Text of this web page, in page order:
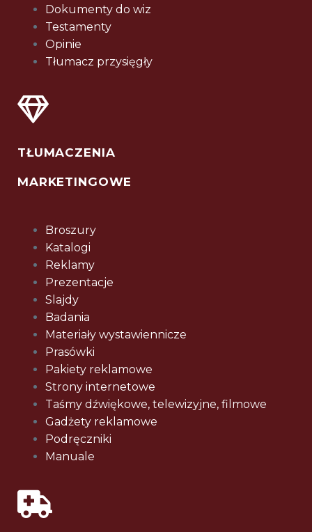
Dokumenty do wiz
Testamenty
Opinie
Tłumacz przysięgły
TŁUMACZENIA
MARKETINGOWE
Broszury
Katalogi
Reklamy
Prezentacje
Slajdy
Badania
Materiały wystawiennicze
Prasówki
Pakiety reklamowe
Strony internetowe
Taśmy dźwiękowe, telewizyjne, filmowe
Gadżety reklamowe
Podręczniki
Manuale